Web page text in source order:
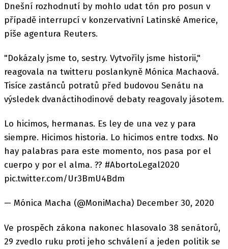
Dnešní rozhodnutí by mohlo udat tón pro posun v
případě interrupcí v konzervativní Latinské Americe,
píše agentura Reuters.
"Dokázaly jsme to, sestry. Vytvořily jsme historii,"
reagovala na twitteru poslankyně Mónica Machaová.
Tisíce zastánců potratů před budovou Senátu na
výsledek dvanáctihodinové debaty reagovaly jásotem.
Lo hicimos, hermanas. Es ley de una vez y para
siempre. Hicimos historia. Lo hicimos entre todxs. No
hay palabras para este momento, nos pasa por el
cuerpo y por el alma. ?? #AbortoLegal2020
pic.twitter.com/Ur3BmU4Bdm
— Mónica Macha (@MoniMacha) December 30, 2020
Ve prospěch zákona nakonec hlasovalo 38 senátorů,
29 zvedlo ruku proti jeho schválení a jeden politik se